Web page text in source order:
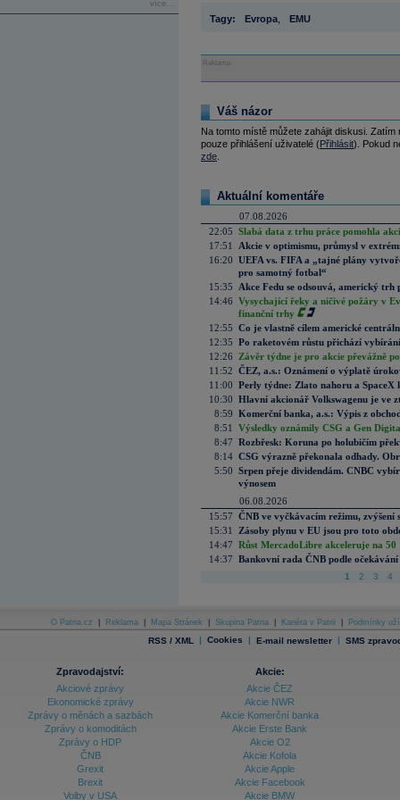
více...
Tagy: Evropa EMU
Reklama
Váš názor
Na tomto místě můžete zahájit diskusi.
pouze přihlášení uživatelé (Přihlásit). Pokud
zde
Aktuální komentáře
07.08.2026
22:05 Slabá data z trhu práce pomohla
17:51
Akcie v optimismu, průmysl v
16:20 UEFA vs. FIFA a „tajné plány
pro samotný fotbal“
15:35
Akce Fedu se odsouvá, americký
14:46 Vysychající řeky a ničivé požáry v
finanční trhy
12:55 Co je vlastně cílem americké
12:35 Po raketovém růstu přichází
12:26
Závěr týdne je pro akcie převážně
11:52 ČEZ, a.s.: Oznámení o výplatě
11:00 Perly týdne: Zlato nahoru a SpaceX
10:30 Hlavní akcionář Volkswagenu je ve
8:59 Komerční banka, a.s.: Výpis z
8:51
Výsledky oznámily CSG a Gen
8:47 Rozbřesk: Koruna po holubičím
8:14 CSG výrazně překonala odhady.
5:50 Srpen přeje dividendám. CNBC
výnosem
06.08.2026
15:57 ČNB ve vyčkávacím režimu, zvýšení
15:31
Zásoby plynu v EU jsou pro toto
14:47 Růst MercadoLibre akceleruje na
14:37 Bankovní rada ČNB podle
1 2 3 4
O Patria.cz Reklama Mapa Stránek Skupina Patria Kariéra v Patrii Podmínky
RSS / XML | Cookies | E-mail newsletter | SMS
Zpravodajství:
Akciové zprávy
Ekonomické zprávy
Zprávy o měnách a sazbách
Zprávy o komoditách
Zprávy o HDP
ČNB
Grexit
Brexit
Volby v USA
Akcie:
Akcie ČEZ
Akcie NWR
Akcie Komerční banka
Akcie Erste Bank
Akcie O2
Akcie Kofola
Akcie Apple
Akcie Facebook
Akcie BMW